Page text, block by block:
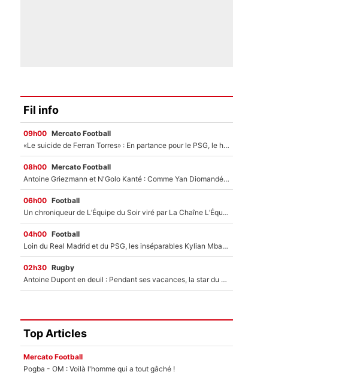
Fil info
09h00 Mercato Football
«Le suicide de Ferran Torres» : En partance pour le PSG, le héros de la finale de la Coupe du monde s'attire les foudres de la presse espagnole !
08h00 Mercato Football
Antoine Griezmann et N'Golo Kanté : Comme Yan Diomandé, les deux champions du monde ont refusé de signer au PSG !
06h00 Football
Un chroniqueur de L’Équipe du Soir viré par La Chaîne L’Équipe : Même Olivier Ménard n’avait pas pu empêcher son départ, «je l’ai appris sur Twitter, je l’ai vécu assez mal»
04h00 Football
Loin du Real Madrid et du PSG, les inséparables Kylian Mbappé et Achraf Hakimi changent d'équipe le temps d'une journée !
02h30 Rugby
Antoine Dupont en deuil : Pendant ses vacances, la star du XV de France a perdu sa grand-mère
Top Articles
Mercato Football
Pogba - OM : Voilà l'homme qui a tout gâché !